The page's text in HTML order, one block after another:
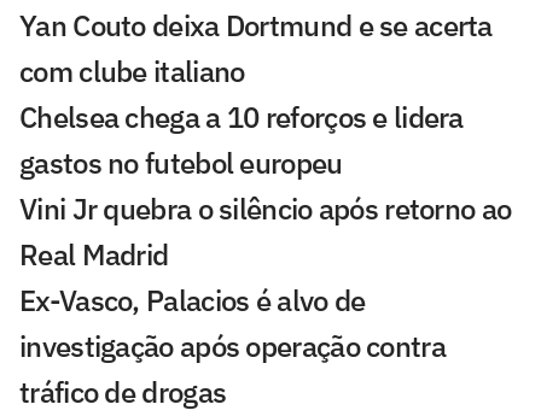
Yan Couto deixa Dortmund e se acerta
com clube italiano
Chelsea chega a 10 reforços e lidera
gastos no futebol europeu
Vini Jr quebra o silêncio após retorno ao
Real Madrid
Ex-Vasco, Palacios é alvo de
investigação após operação contra
tráfico de drogas